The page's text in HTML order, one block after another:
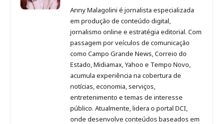
Malagolini
no
Pinterest
Malagolini
no
LinkedIn
Malagolini
no
Instagram
Malagolini
no
Facebook
de
Anny
Malagolini
Anny Malagolini é jornalista especializada
em produção de conteúdo digital,
jornalismo online e estratégia editorial. Com
passagem por veículos de comunicação
como Campo Grande News, Correio do
Estado, Midiamax, Yahoo e Tempo Novo,
acumula experiência na cobertura de
notícias, economia, serviços,
entretenimento e temas de interesse
público. Atualmente, lidera o portal DCI,
onde desenvolve conteúdos baseados em